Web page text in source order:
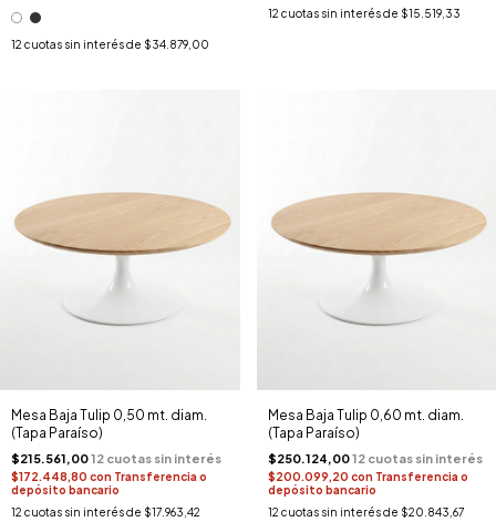
12 cuotas sin interés de $34.879,00
12 cuotas sin interés de $15.519,33
Mesa Baja Tulip 0,50 mt. diam.
(Tapa Paraíso)
$215.561,00
$172.448,80 con Transferencia o
depósito bancario
12 cuotas sin interés de $17.963,42
Mesa Baja Tulip 0,60 mt. diam.
(Tapa Paraíso)
$250.124,00
$200.099,20 con Transferencia o
depósito bancario
12 cuotas sin interés de $20.843,67